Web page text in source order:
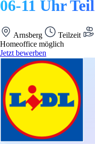
06-11 Uhr
Arnsberg Teilzeit
Homeoffice möglich
Jetzt bewerben